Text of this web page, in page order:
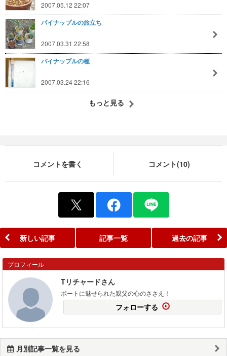
2007.05.12 22:07
パイナップルの旅立ち
2007.03.31 22:58
パイナップルの種
2007.03.24 22:16
もっと見る
コメントを書く コメント(10)
新しい記事 記事一覧 過去の記事
プロフィール
Tリチャードさん
ボートに魅せられた親父の心のささえ！
フォローする
月別記事一覧を見る